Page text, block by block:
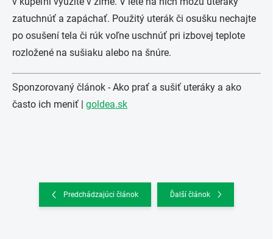
zatuchnúť a zapáchať. Použitý uterák či osušku nechajte
po osušení tela či rúk voľne uschnúť pri izbovej teplote
rozložené na sušiaku alebo na šnúre.
Sponzorovaný článok - Ako prať a sušiť uteráky a ako
často ich meniť | goldea.sk
Predchádzajúci článok Ďalší článok